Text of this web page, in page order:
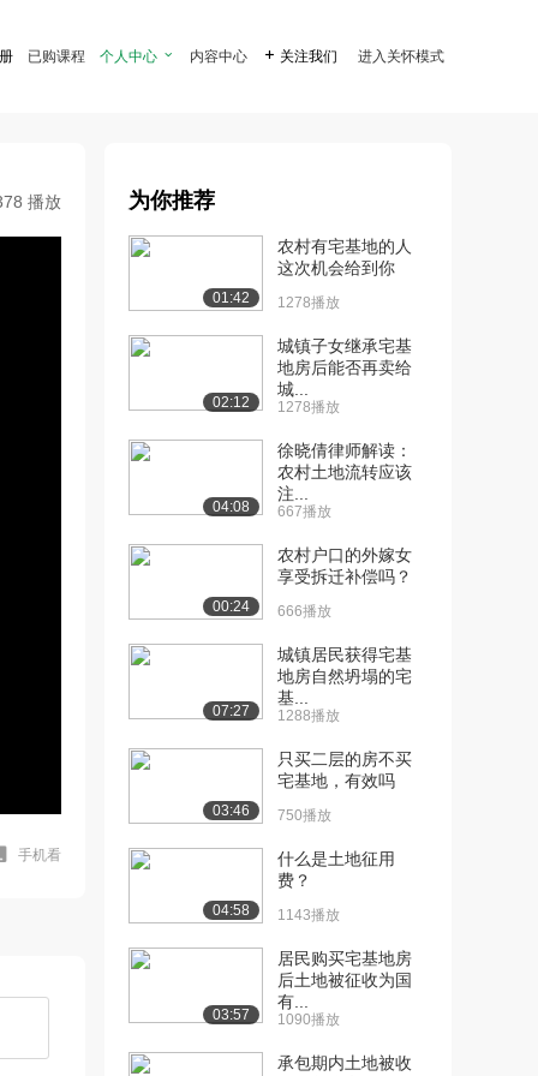
已购课程 个人中心  内容中心  关注我们 进入关怀模式
播放
手机看
为你推荐
01:42
农村有宅基地的人
这次机会给到你
1278播放
02:12
城镇子女继承宅基
地房后能否再卖给
城...
1278播放
04:08
徐晓倩律师解读：
农村土地流转应该
注...
667播放
00:24
农村户口的外嫁女
享受拆迁补偿吗？
666播放
07:27
城镇居民获得宅基
地房自然坍塌的宅
基...
1288播放
03:46
只买二层的房不买
宅基地，有效吗
750播放
04:58
什么是土地征用
费？
1143播放
03:57
居民购买宅基地房
后土地被征收为国
有...
1090播放
承包期内土地被收